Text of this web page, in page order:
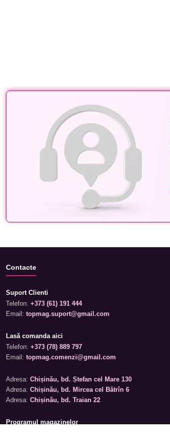
Contacte
Suport Clienti
Telefon: +373 (61) 191 444
Email: topmag.suport@gmail.com
Lasă comanda aici
Telefon: +373 (78) 889 797
Email: topmag.comenzi@gmail.com
Adresa: Chișinău, bd. Ștefan cel Mare 130
Adresa: Chișinău, bd. Mircea cel Bătrîn 6
Adresa: Chișinău, bd. Traian 22
Programul magazinelor